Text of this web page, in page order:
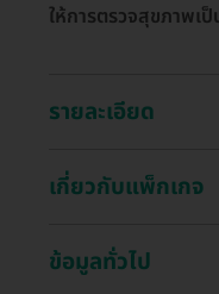
ให้การตรวจสุขภาพเ
รายละเอียด
เกี่ยวกับแพ็กเกจ
ข้อมูลทั่วไป